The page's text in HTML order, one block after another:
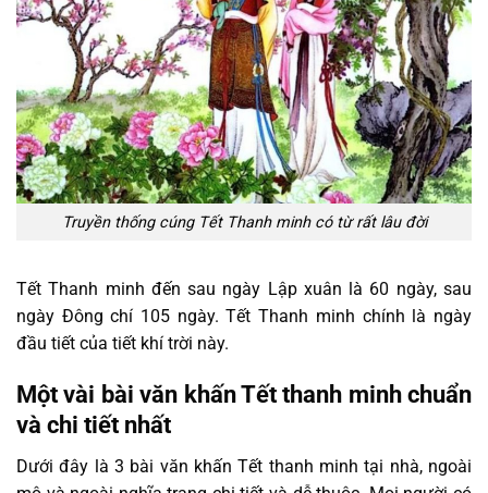
Truyền thống cúng Tết Thanh minh có từ rất lâu đời
Tết Thanh minh đến sau ngày Lập xuân là 60 ngày, sau
ngày Đông chí 105 ngày. Tết Thanh minh chính là ngày
đầu tiết của tiết khí trời này.
Một vài bài văn khấn Tết thanh minh chuẩn
và chi tiết nhất
Dưới đây là 3 bài văn khấn Tết thanh minh tại nhà, ngoài